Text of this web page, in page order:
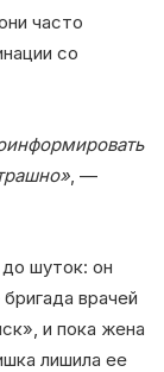
часто
со
, —
шуток: он
врачей
и пока жена
лишила ее